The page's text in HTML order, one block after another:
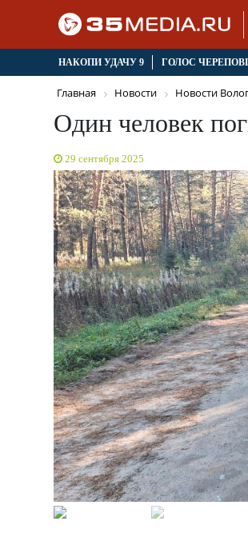
НАКОПИ УДАЧУ 9 ГОЛОС
Главная Новости Новости
Один человек
29 сентября 2025